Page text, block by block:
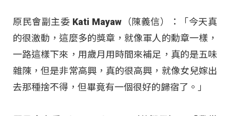
原民會副主委 Kati Mayaw（陳義信）：「今天真
的很激動，這麼多的獎章，就像軍人的勳章一樣，
一路這樣下來，用歲月用時間來補足，真的是五味
雜陳，但是非常高興，真的很高興，就像女兒嫁出
去那種捨不得，但畢竟有一個很好的歸宿了。」